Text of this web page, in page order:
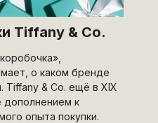
о каком бренде
Tiffany & Co. ещё в XIX
дополнением к
опыта покупки.
Tiffany & Co.